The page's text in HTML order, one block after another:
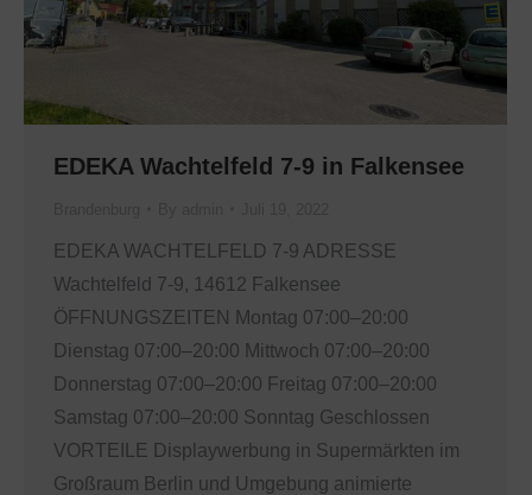
EDEKA Wachtelfeld 7-9 in Falkensee
EDEKA WACHTELFELD 7-9 ADRESSE
Wachtelfeld 7-9, 14612 Falkensee
ÖFFNUNGSZEITEN Montag 07:00–20:00
Dienstag 07:00–20:00 Mittwoch 07:00–20:00
Donnerstag 07:00–20:00 Freitag 07:00–20:00
Samstag 07:00–20:00 Sonntag Geschlossen
VORTEILE Displaywerbung in Supermärkten im
Großraum Berlin und Umgebung animierte